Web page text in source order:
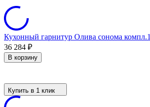
Кухонный гарнитур Олива сонома компл.1
36 284 ₽
В корзину
Купить в 1 клик